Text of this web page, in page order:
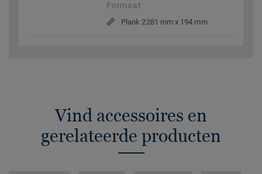
Formaat
Plank 2281 mm x 194 mm
Vind accessoires en
gerelateerde producten